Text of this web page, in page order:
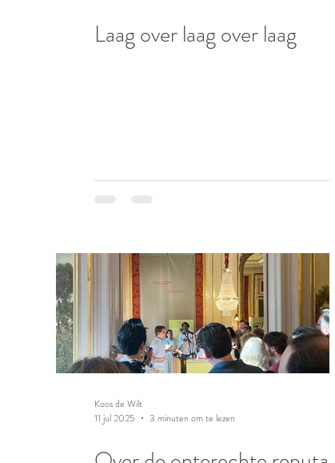
Laag over laag over laag
Koos de Wilt
11 jul 2025
3 minuten om te lezen